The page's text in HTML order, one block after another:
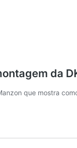
da
que mostra